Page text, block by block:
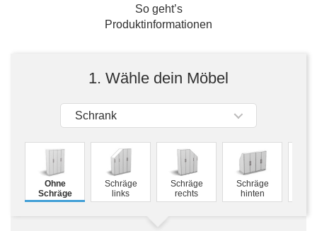
So geht’s
Produktinformationen
1. Wähle dein Möbel
Schrank
Ohne
Schräge
Schräge
links
Schräge
rechts
Schräge
hinten
Wandboards